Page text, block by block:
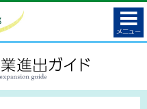
コンテ
ンツメ
ニュー
業進出ガイド